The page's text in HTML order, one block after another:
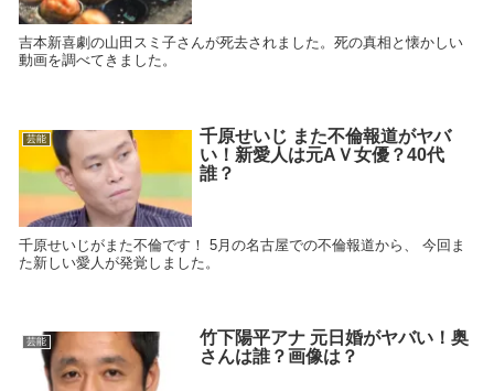
吉本新喜劇の山田スミ子さんが死去されました。死の真相と懐かしい
動画を調べてきました。
芸能
千原せいじ また不倫報道がヤバ
い！新愛人は元AＶ女優？40代
誰？
千原せいじがまた不倫です！ 5月の名古屋での不倫報道から、 今回ま
た新しい愛人が発覚しました。
芸能
竹下陽平アナ 元日婚がヤバい！奥
さんは誰？画像は？